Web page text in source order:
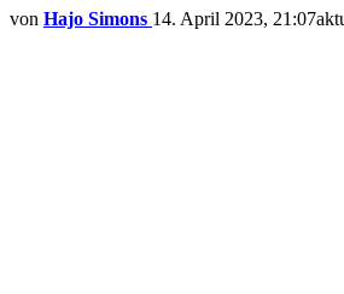
von Hajo Simons 14. April 2023, 21:07